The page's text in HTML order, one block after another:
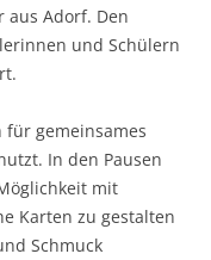
aus Adorf. Den
und Schülern
gemeinsames
In den Pausen
mit
Karten zu gestalten
Schmuck